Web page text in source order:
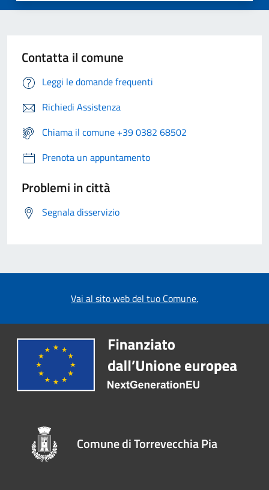
Contatta il comune
Leggi le domande frequenti
Richiedi Assistenza
Chiama il comune +39 0382 68502
Prenota un appuntamento
Problemi in città
Segnala disservizio
Vai al sito web del tuo Comune.
Comune di Torrevecchia Pia